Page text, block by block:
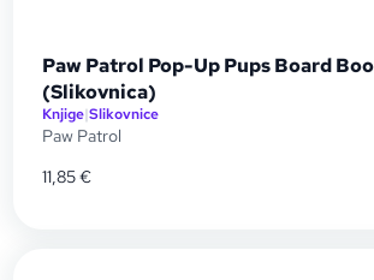
Paw Patrol Pop-Up Pups Board
(Slikovnica)
Knjige|Slikovnice
Paw Patrol
11,85€